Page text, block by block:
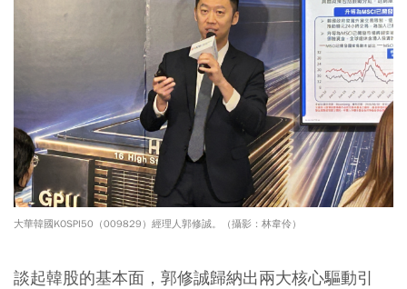
大華韓國KOSPI50（009829）經理人郭修誠。（攝影：林韋伶）
談起韓股的基本面，郭修誠歸納出兩大核心驅動引